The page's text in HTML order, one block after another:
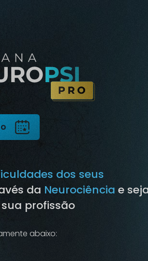
dos seus
da Neurociência e
profissão
abaixo: